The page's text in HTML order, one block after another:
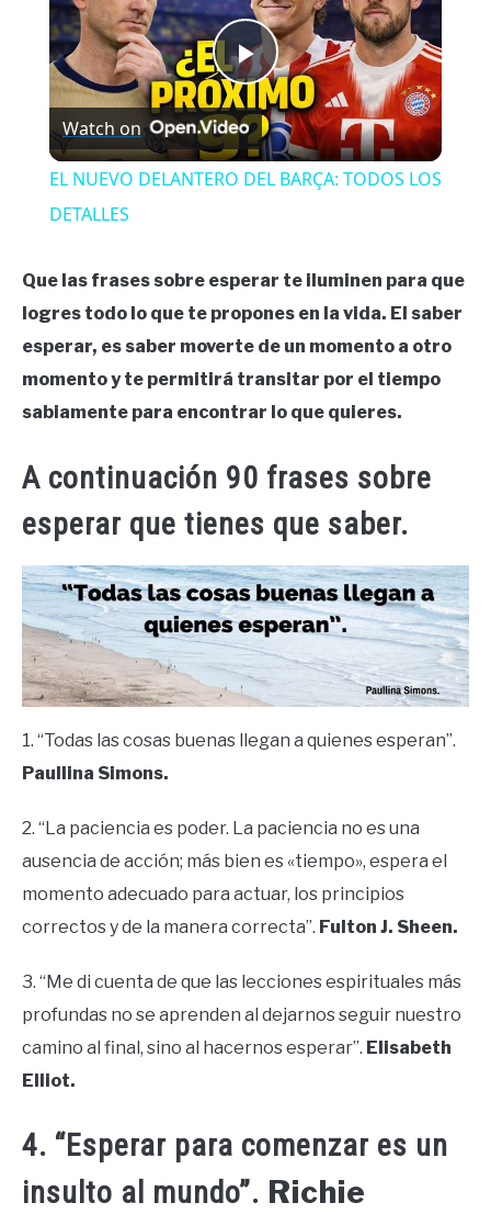
Play
Video
Watch on
EL NUEVO DELANTERO DEL BARÇA: TODOS LOS
DETALLES
Que las frases sobre esperar te iluminen para que
logres todo lo que te propones en la vida. El saber
esperar, es saber moverte de un momento a otro
momento y te permitirá transitar por el tiempo
sabiamente para encontrar lo que quieres.
A continuación 90 frases sobre
esperar que tienes que saber.
1. “Todas las cosas buenas llegan a quienes esperan”.
Paullina Simons.
2. “La paciencia es poder. La paciencia no es una
ausencia de acción; más bien es «tiempo», espera el
momento adecuado para actuar, los principios
correctos y de la manera correcta”. Fulton J. Sheen.
3. “Me di cuenta de que las lecciones espirituales más
profundas no se aprenden al dejarnos seguir nuestro
camino al final, sino al hacernos esperar”. Elisabeth
Elliot.
4. “Esperar para comenzar es un
insulto al mundo”. Richie